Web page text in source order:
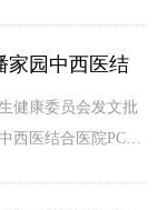
启动。北京潘家园
医院工作人员，深
保基金监管集中宣
策与暖心服务送到
家园中西医结
验室通过12项
健康委员会发文批
西医结合医院PCR
床基因扩增检验项